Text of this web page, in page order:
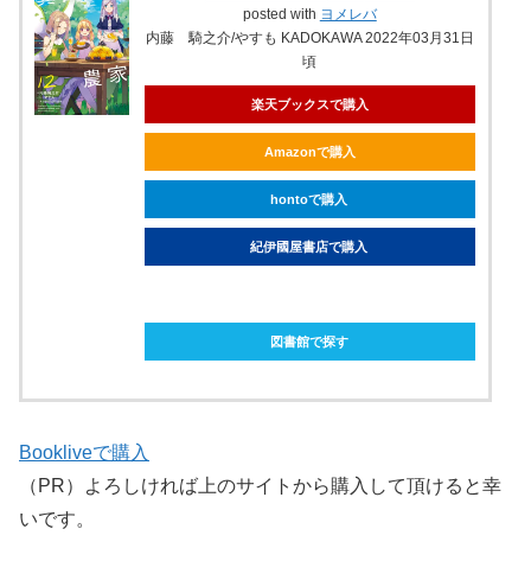
posted with ヨメレバ
内藤 騎之介/やすも KADOKAWA 2022年03月31日
頃
楽天ブックスで購入
Amazonで購入
hontoで購入
紀伊國屋書店で購入
図書館で探す
Bookliveで購入
（PR）よろしければ上のサイトから購入して頂けると幸
いです。